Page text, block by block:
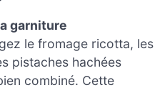
garniture
le fromage ricotta, les
pistaches hachées
combiné. Cette